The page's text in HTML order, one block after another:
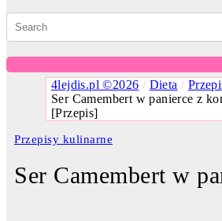
4lejdis.pl ©2026 / Dieta /
Ser Camembert w panierce z
[Przepis]
Przepisy kulinarne
Ser Camembert w